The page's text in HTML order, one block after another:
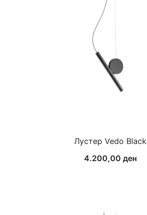
Лустер Vedo Black
4.200,00 ден